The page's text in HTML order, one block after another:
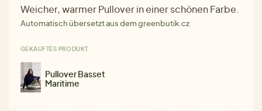
Weicher, warmer Pullover in einer schönen Farbe.
Automatisch übersetzt aus dem greenbutik.cz
GEKAUFTES PRODUKT
Pullover Basset
Maritime